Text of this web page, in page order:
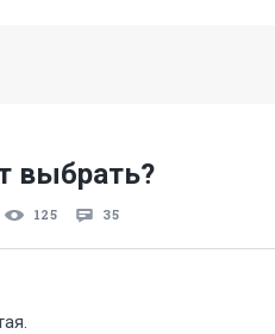
выбрать
125 35